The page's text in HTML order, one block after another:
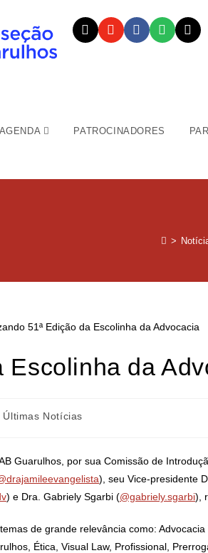
AGENDA PATROCINADORES
>
Escolinha da
Últimas Notícias
Guarulhos, por sua Comissão de
), seu Vice-presidente
) e Dra. Gabriely Sgarbi (@gabriely.sgarbi),
de grande relevância como:
Ética, Visual Law, Profissional,